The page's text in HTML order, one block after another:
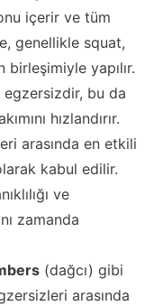
içerir ve tüm
genellikle squat,
birleşimiyle yapılır.
bu da
hızlandırır.
arasında en etkili
kabul edilir.
ve
zamanda
(dağcı) gibi
arasında